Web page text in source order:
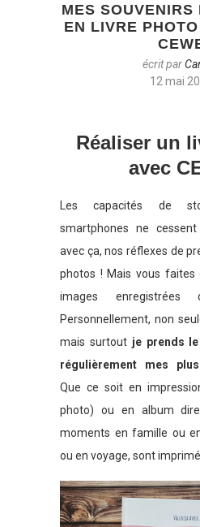
MES SOUVENIRS
EN LIVRE
écrit par
12 mai
Réaliser un
avec
Les capacités de
smartphones ne
avec ça, nos réflexes de
photos ! Mais vous faites
images
Personnellement, non
mais surtout je prends
régulièrement mes
Que ce soit en
photo) ou en album
moments en famille ou
ou en voyage, sont